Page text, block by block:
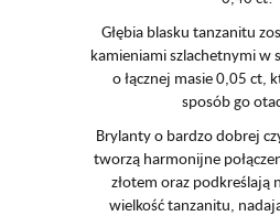
Głębia blasku tanzanitu
kamieniami szlachetnymi w
o łącznej masie 0,05 ct,
sposób go
Brylanty o bardzo dobrej
tworzą harmonijne
złotem oraz podkreślają
wielkość tanzanitu,